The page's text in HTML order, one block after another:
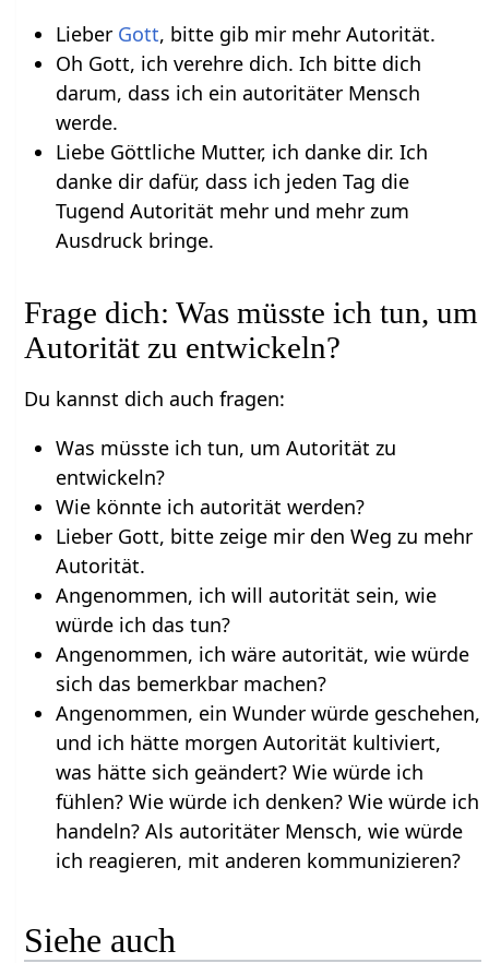
Lieber Gott, bitte gib mir mehr Autorität.
Oh Gott, ich verehre dich. Ich bitte dich
darum, dass ich ein autoritäter Mensch
werde.
Liebe Göttliche Mutter, ich danke dir. Ich
danke dir dafür, dass ich jeden Tag die
Tugend Autorität mehr und mehr zum
Ausdruck bringe.
Frage dich: Was müsste ich tun, um
Autorität zu entwickeln?
Du kannst dich auch fragen:
Was müsste ich tun, um Autorität zu
entwickeln?
Wie könnte ich autorität werden?
Lieber Gott, bitte zeige mir den Weg zu mehr
Autorität.
Angenommen, ich will autorität sein, wie
würde ich das tun?
Angenommen, ich wäre autorität, wie würde
sich das bemerkbar machen?
Angenommen, ein Wunder würde geschehen,
und ich hätte morgen Autorität kultiviert,
was hätte sich geändert? Wie würde ich
fühlen? Wie würde ich denken? Wie würde ich
handeln? Als autoritäter Mensch, wie würde
ich reagieren, mit anderen kommunizieren?
Siehe auch